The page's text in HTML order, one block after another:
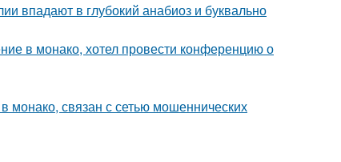
впадают в глубокий анабиоз и буквально
в монако, хотел провести конференцию о
монако, связан с сетью мошеннических